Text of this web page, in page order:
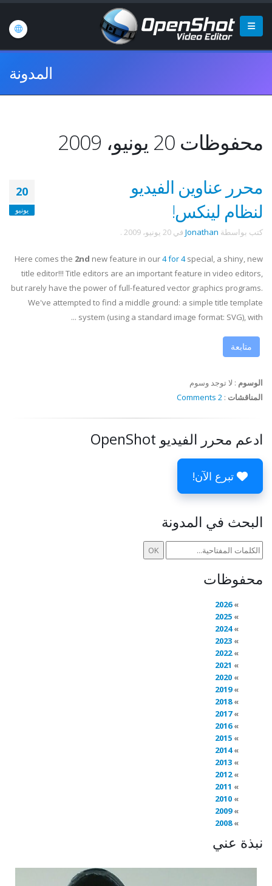
المدونة
محفوظات 20 يونيو، 2009
20
يونيو
محرر عناوين الفيديو
لنظام لينكس!
كتب بواسطة Jonathan في 20 يونيو، 2009 .
Here comes the 2nd new feature in our4 for 4special, a shiny, new
title editor!!! Title editors are an important feature in video editors,
but rarely have the power of full-featured vector graphics programs.
We've attempted to find a middle ground: a simple title template
system (using a standard image format: SVG), with ...
متابعة
الوسوم : لا توجد وسوم
المناقشات :
2 Comments
ادعم محرر الفيديو OpenShot
تبرع الآن!
البحث في المدونة
محفوظات
2026
2025
2024
2023
2022
2021
2020
2019
2018
2017
2016
2015
2014
2013
2012
2011
2010
2009
2008
نبذة عني